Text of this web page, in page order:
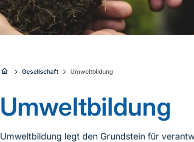
Sie
sind
hier:
Gesellschaft Umweltbildung
Umweltbildung
Umweltbildung legt den Grundstein für